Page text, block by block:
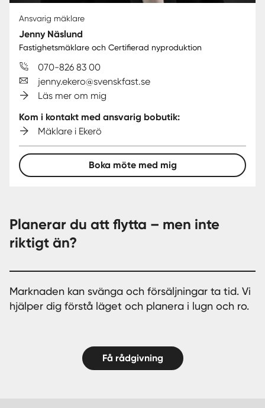
Ansvarig mäklare
Jenny Näslund
Fastighetsmäklare och Certifierad nyproduktion
070-826 83 00
jenny.ekero@svenskfast.se
Läs mer om mig
Kom i kontakt med ansvarig bobutik:
Mäklare i Ekerö
Boka möte med mig
Planerar du att flytta – men inte
riktigt än?
Marknaden kan svänga och försäljningar ta tid. Vi
hjälper dig förstå läget och planera i lugn och ro.
Få rådgivning